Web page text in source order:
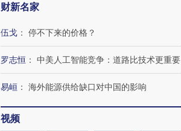
财新名家
伍戈 ： 停不下来的价格？
罗志恒 ： 中美人工智能竞争：道路比技术更重要
易峘 ： 海外能源供给缺口对中国的影响
视频